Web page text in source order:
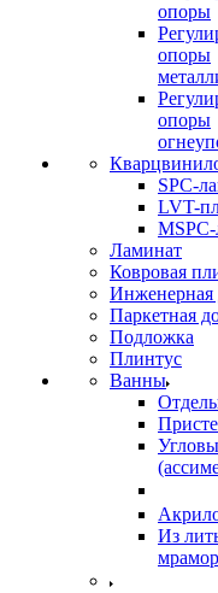
опоры
опоры
опоры
SPC-
LVT-
Ламинат
Ковровая
Инженерная
Паркетная
Подложка
Плинтус
Ванны
Из